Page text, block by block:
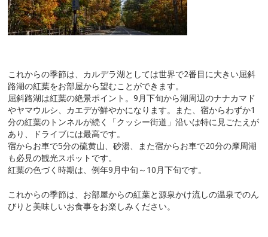
これからの季節は、カルデラ湖としては世界で2番目に大きい屈斜
路湖の紅葉をお部屋から望むことができます。
屈斜路湖は紅葉の絶景ポイント。9月下旬から湖周辺のナナカマド
やヤマウルシ、カエデが鮮やかになります。また、宿からわずか1
分の紅葉のトンネルが続く「クッシー街道」沿いは特に見ごたえが
あり、ドライブには最高です。
宿からお車で5分の硫黄山、砂湯、また宿からお車で20分の摩周湖
も必見の観光スポットです。
紅葉の色づく時期は、例年9月中旬～10月下旬です。
これからの季節は、お部屋からの紅葉と源泉かけ流しの温泉でのん
びりと美味しいお食事をお楽しみください。